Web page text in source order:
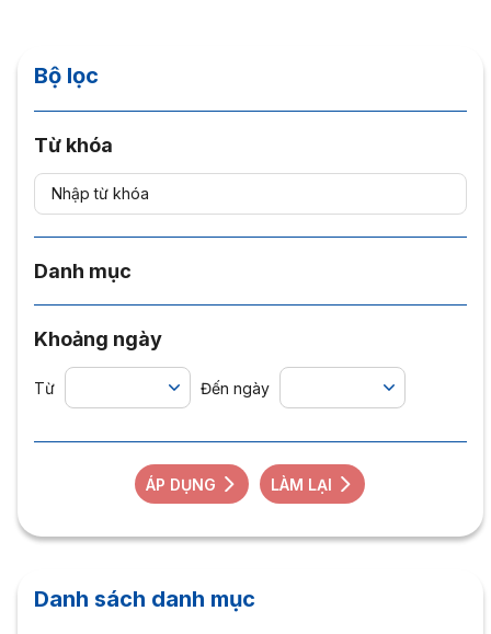
Bộ lọc
Từ khóa
Danh mục
Khoảng ngày
Từ Đến ngày
ÁP DỤNG LÀM LẠI
Danh sách danh mục